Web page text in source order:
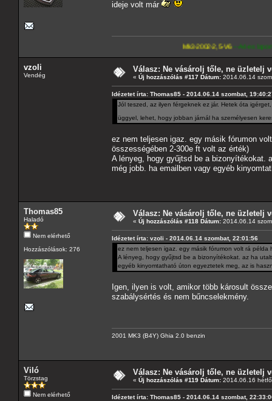
ideje volt már
Mk3-2002-2,5-V6---A4-es lapomat, hasonló
vzoli
Vendég
Válasz: Ne vásárolj tőle, ne üzletelj
« Új hozzászólás #117 Dátum: 2014.06.14
Idézetet írta: Thomas85 - 2014.06.14 szombat,
Jól teszed, az ilyen férgeknek ez jár. Hetek óta
üggyel, lehet, hogy jobban járnál ha személyesen
ez nem teljesen igaz. egy másik fórumon
összességében 2-300e ft volt az érték)
A lényeg, hogy gyűjtsd be a bizonyítékokat.
még jobb. ha emailben vagy egyéb
Thomas85
Haladó
Nem elérhető
Hozzászólások: 276
Válasz: Ne vásárolj tőle, ne üzletelj
« Új hozzászólás #118 Dátum: 2014.06.14
Idézetet írta: vzoli - 2014.06.14 szombat, 22:01:56
ez nem teljesen igaz. egy másik fórumon volt rá
A lényeg, hogy gyűjtsd be a bizonyítékokat. az ha
egyéb kinyomtatható úton egyeztetek meg, az is
Igen, ilyen is volt, amikor több károsult
szabálysértés és nem bűncselekmény.
2001 MK3 (B4Y) Ghia 2.0 benzin
Viló
Törzstag
Nem elérhető
Válasz: Ne vásárolj tőle, ne üzletelj
« Új hozzászólás #119 Dátum: 2014.06.16
Idézetet írta: Thomas85 - 2014.06.14 szombat,